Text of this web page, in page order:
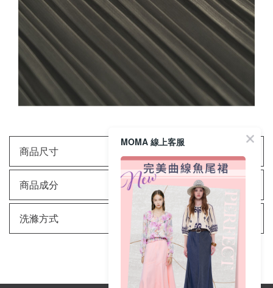
商品尺寸
商品成分
洗滌方式
MOMA 線上客服